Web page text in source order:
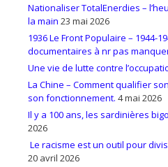
Nationaliser TotalEnerdies –
la main 23 mai 2026
1936 Le Front Populaire – 1944-
documentaires à nr pas
Une vie de lutte contre
La Chine – Comment qualifier
son fonctionnement. 4 mai 2026
Il y a 100 ans, les sardinières
2026
Le racisme est un outil pour
20 avril 2026